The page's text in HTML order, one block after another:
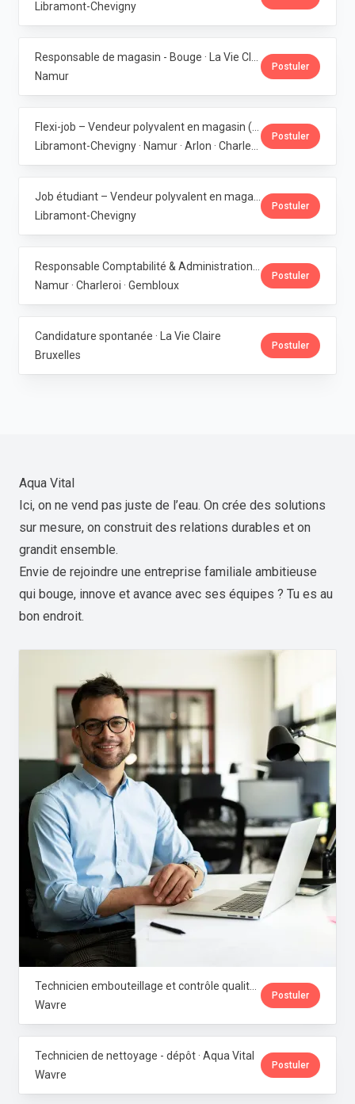
Libramont-Chevigny
Namur
Postuler
Postuler
Libramont-Chevigny
Postuler
Namur · Charleroi · Gembloux
Postuler
Candidature spontanée · La Vie Claire
Bruxelles
Postuler
Aqua Vital
Ici, on ne vend pas juste de l’eau. On crée des solutions
sur mesure, on construit des relations durables et on
grandit ensemble.
Envie de rejoindre une entreprise familiale ambitieuse
qui bouge, innove et avance avec ses équipes ? Tu es au
bon endroit.
Wavre
Postuler
Technicien de nettoyage - dépôt · Aqua Vital
Wavre
Postuler